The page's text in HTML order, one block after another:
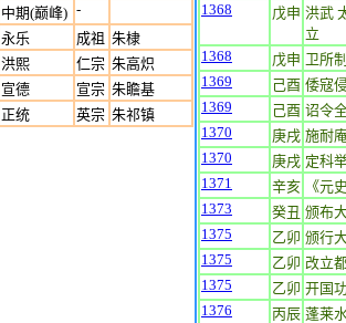
中期(巅峰) -
永乐 成祖 朱棣
洪熙 仁宗 朱高炽
宣德 宣宗 朱瞻基
正统 英宗 朱祁镇
1368
戊申 洪武
立
1368
戊申 卫所
1369
己酉 倭寇
1369
己酉 诏令
1370
庚戌 施耐
1370
庚戌 定科
1371
辛亥
《元
1373
癸丑 颁布
1375
乙卯 颁行
1375
乙卯 改立
1375
乙卯 开国
1376
丙辰 蓬莱